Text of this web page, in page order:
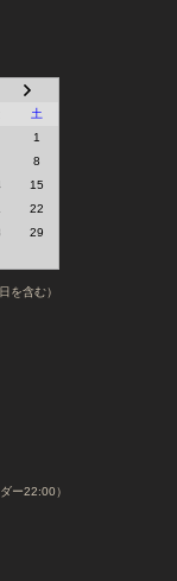
土
1
8
15
22
29
を含む）
ー22:00）